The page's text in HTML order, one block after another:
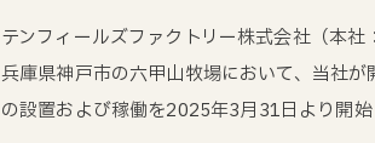
テンフィールズファクトリー株式会社（本
兵庫県神戸市の六甲山牧場において、当社が
の設置および稼働を2025年3月31日より開始